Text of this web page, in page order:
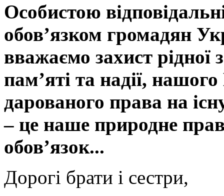
Особистою
обов’язком громадян
вважаємо захист рідної
пам’яті та надії,
дарованого права на
– це наше природне
обов’язок...
Дорогі брати і сестри,